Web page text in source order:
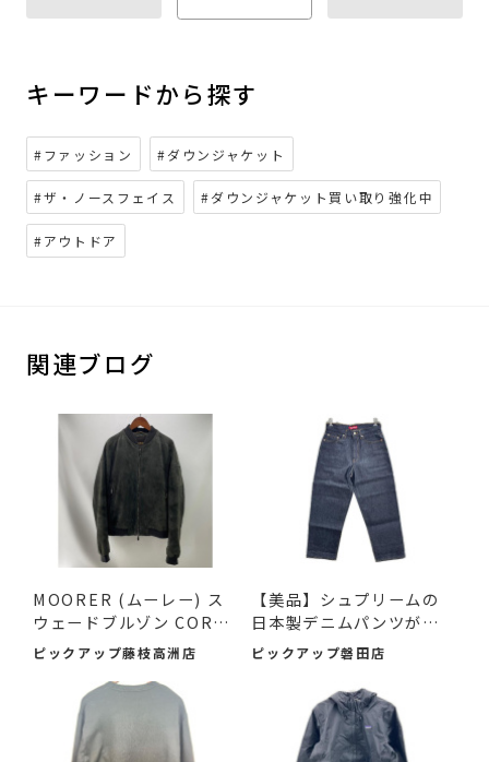
キーワードから探す
#ファッション #ダウンジャケット
#ザ・ノースフェイス #ダウンジャケット買い取り強化中
#アウトドア
関連ブログ
MOORER (ムーレー) ス
ウェードブルゾン COREL
I-UR ...
ピックアップ藤枝高洲店
【美品】シュプリームの
日本製デニムパンツが入
荷...
ピックアップ磐田店